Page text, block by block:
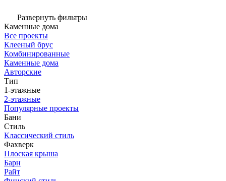
Развернуть фильтры
Каменные дома
Все проекты
Клееный брус
Комбинированные
Каменные дома
Авторские
Тип
1-этажные
2-этажные
Популярные проекты
Бани
Стиль
Классический стиль
Фахверк
Плоская крыша
Барн
Райт